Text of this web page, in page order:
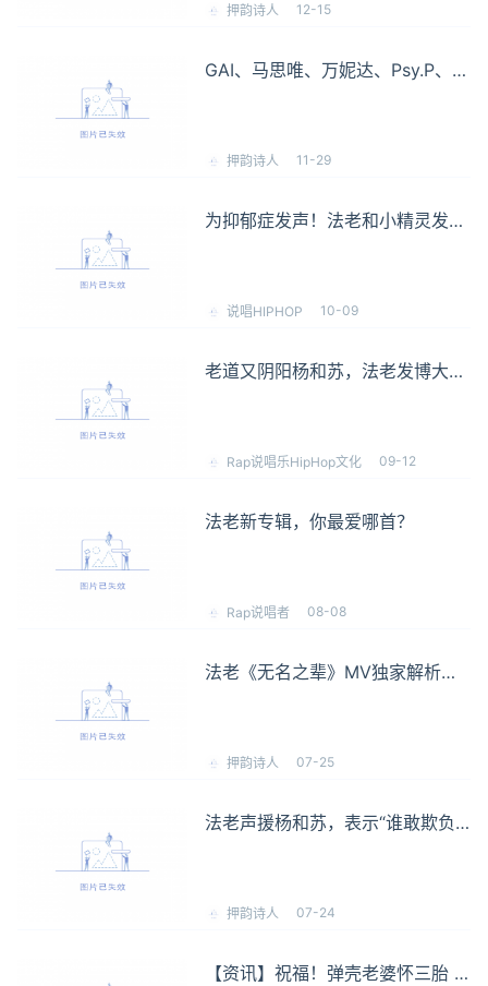
押韵诗人 12-15
GAI、马思唯、万妮达、Psy.P、法
押韵诗人 11-29
为抑郁症发声！法老和小精灵发布
说唱HIPHOP 10-09
老道又阴阳杨和苏，法老发博大骂
Rap说唱乐HipHop文化 09-12
法老新专辑，你最爱哪首？
Rap说唱者 08-08
法老《无名之辈》MV独家解析，
押韵诗人 07-25
法老声援杨和苏，表示“谁敢欺负
押韵诗人 07-24
【资讯】祝福！弹壳老婆怀三胎 /